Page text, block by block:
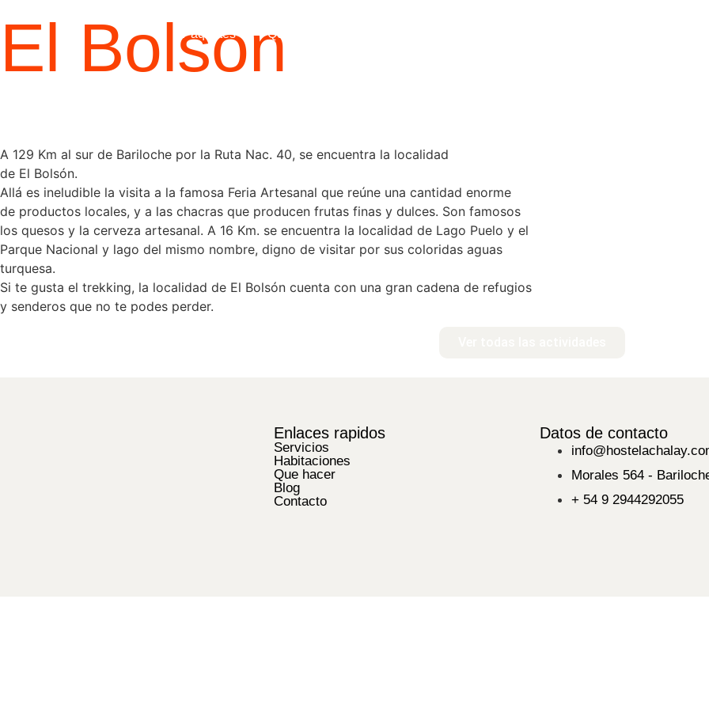
Paquetes Quiénes somos
El Bolson
A 129 Km al sur de Bariloche por la Ruta Nac. 40, se encuentra la localidad
de El Bolsón.
Allá es ineludible la visita a la famosa Feria Artesanal que reúne una cantidad enorme
de productos locales, y a las chacras que producen frutas finas y dulces. Son famosos
los quesos y la cerveza artesanal. A 16 Km. se encuentra la localidad de Lago Puelo y el
Parque Nacional y lago del mismo nombre, digno de visitar por sus coloridas aguas
turquesa.
Si te gusta el trekking, la localidad de El Bolsón cuenta con una gran cadena de refugios
y senderos que no te podes perder.
Enlaces rapidos
Servicios
Habitaciones
Que hacer
Blog
Contacto
Datos de contacto
Morales 564 -
+ 54 9 2944292055